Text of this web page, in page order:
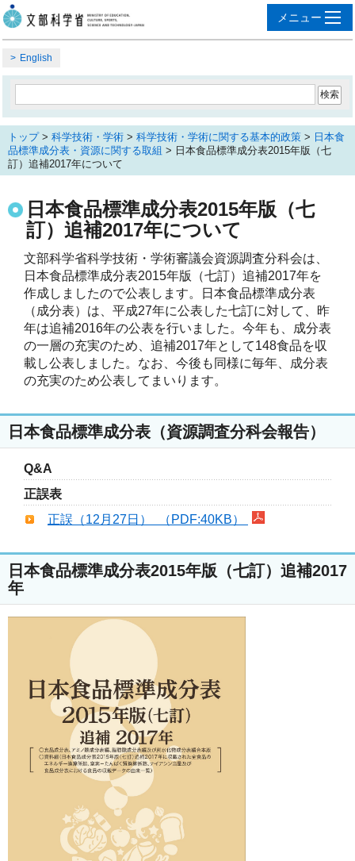
English
トップ> 科学技術・学術 > 科学技術・学術に関する基本的政策 > 日本食
品標準成分表・資源に関する取組 > 日本食品標準成分表2015年版（七
訂）追補2017年について
日本食品標準成分表2015年版（七
訂）追補2017年について
文部科学省科学技術・学術審議会資源調査分科会は、
日本食品標準成分表2015年版（七訂）追補2017年を
作成しましたので公表します。日本食品標準成分表
（成分表）は、平成27年に公表した七訂に対して、昨
年は追補2016年の公表を行いました。今年も、成分表
の一層の充実のため、追補2017年として148食品を収
載し公表しました。なお、今後も同様に毎年、成分表
の充実のため公表してまいります。
日本食品標準成分表（資源調査分科会報告）
Q&A
正誤表
正誤（12月27日） （PDF:40KB）
日本食品標準成分表2015年版（七訂）追補2017
年